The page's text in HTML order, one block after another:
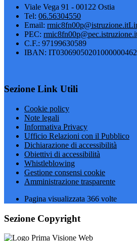
Viale Vega 91 - 00122 Ostia
Tel: 06.56304550
Email: rmic8fn00p@istruzione.it
PEC:
C.F.: 97199630589
IBAN:
Sezione Link Utili
Cookie policy
Note legali
Informativa Privacy
Ufficio Relazioni con il Pubblico
Dichiarazione di accessibilità
Obiettivi di accessibilità
Whistleblowing
Gestione consensi cookie
Amministrazione trasparente
Pagina visualizzata 366 volte
Sezione Copyright